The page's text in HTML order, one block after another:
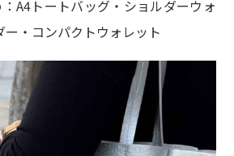
A4トートバッグ・ショルダーウォ
ー・コンパクトウォレット